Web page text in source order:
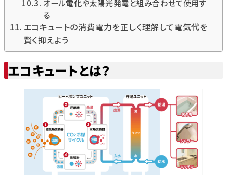
オール電化や太陽光発電と組み合わせて使用す
る
エコキュートの消費電力を正しく理解して電気代を
賢く抑えよう
エコキュートとは？